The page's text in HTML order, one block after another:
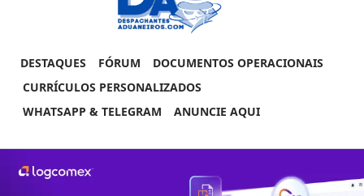
DESTAQUES FÓRUM
DOCUMENTOS OPERACIONAIS
CURRÍCULOS PERSONALIZADOS
WHATSAPP & TELEGRAM
ANUNCIE AQUI